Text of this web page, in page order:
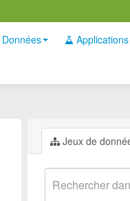
Données Applications
Jeux de